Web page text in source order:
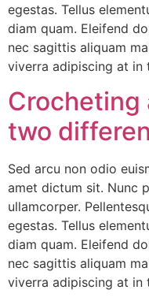
egestas. Tellus
diam quam. Eleifend
nec sagittis aliquam
viverra adipiscing at in
Crocheting
two
Sed arcu non odio
amet dictum sit. Nunc
ullamcorper.
egestas. Tellus
diam quam. Eleifend
nec sagittis aliquam
viverra adipiscing at in